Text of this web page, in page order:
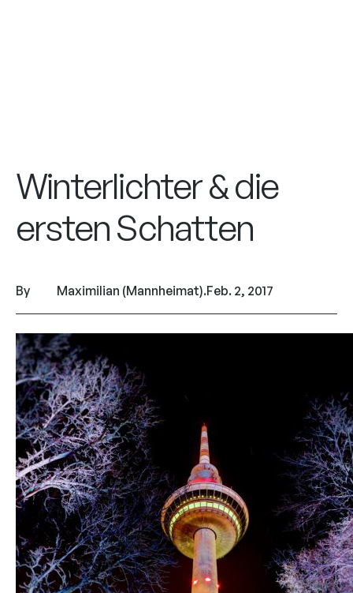
Winterlichter & die
ersten Schatten
By Maximilian (Mannheimat).Feb. 2, 2017